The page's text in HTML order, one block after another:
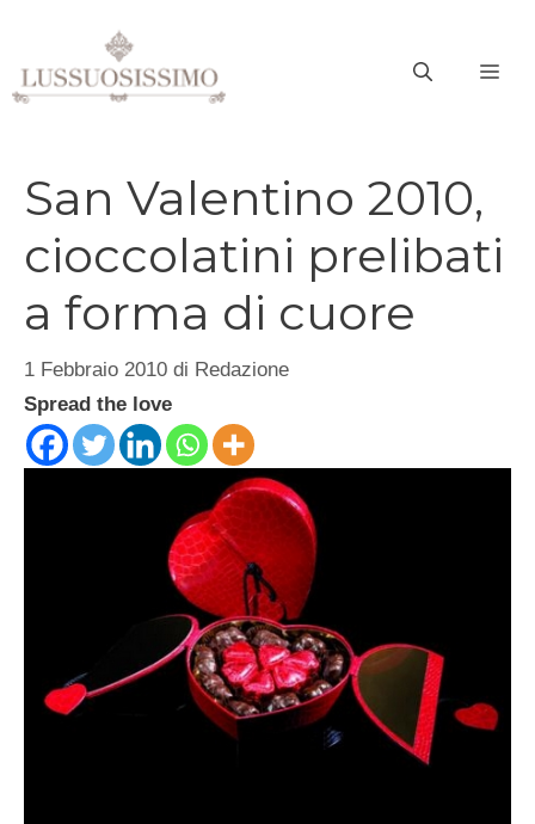
contenuto
San Valentino 2010,
cioccolatini prelibati
a forma di cuore
1 Febbraio 2010 di Redazione
Spread the love